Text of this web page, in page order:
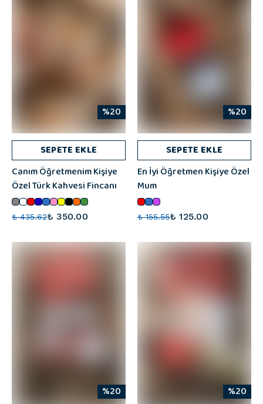
%20
SEPETE EKLE
Canım Öğretmenim Kişiye
Özel Türk Kahvesi Fincanı
₺ 435.62₺ 350.00
%20
SEPETE EKLE
En İyi Öğretmen Kişiye Özel
Mum
₺ 155.55₺ 125.00
%20 %20